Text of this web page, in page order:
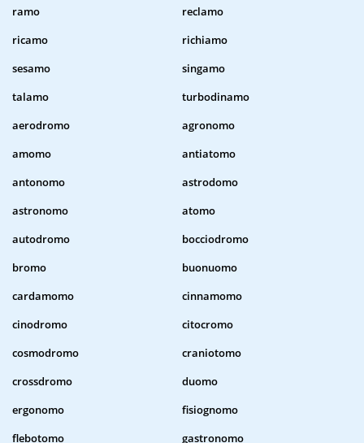
ramo
reclamo
ricamo
richiamo
sesamo
singamo
talamo
turbodinamo
aerodromo
agronomo
amomo
antiatomo
antonomo
astrodomo
astronomo
atomo
autodromo
bocciodromo
bromo
buonuomo
cardamomo
cinnamomo
cinodromo
citocromo
cosmodromo
craniotomo
crossdromo
duomo
ergonomo
fisiognomo
flebotomo
gastronomo